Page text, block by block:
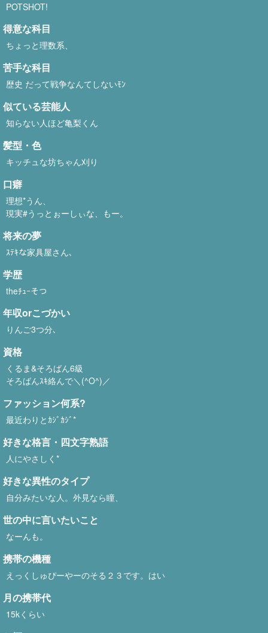
POTSHOT!
得意な科目
ちょっと理数系、
苦手な科目
歴史 だって戦争なんてしないﾓﾝ
似ている芸能人
知らない人ほど亀梨くん
髪型・色
キッチュな坊ちゃん刈り
口癖
理想*うん、
現実#うっとぉーしぃな、もー。
将来の夢
ｽﾃｷな家具屋さん､
学歴
theﾁｭｰそつ
年収orこづかい
りんご3つ分､
資格
くるま&そろばん6級
そろばんｽｷ絡んで＼(^O^)／
ファッション何系?
最近わりとｶｼﾞｶｼﾞ*
好きな格言・四文字熟語
人にやさしく*
好きな異性のタイプ
自分みたいな人。外見なら瞳、
世の中に言いたいこと
なーんも。
携帯の機種
えっくしゅぴーやーのそる２３です。はい
月の携帯代
15kくらい